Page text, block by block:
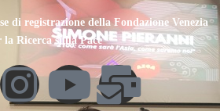
di registrazione della Fondazione Venezia
la Ricerca sulla Pace